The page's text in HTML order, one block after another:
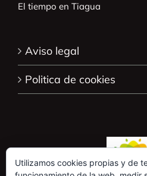
El tiempo en Tiagua
Aviso legal
Politica de cookies
Utilizamos cookies propias y de